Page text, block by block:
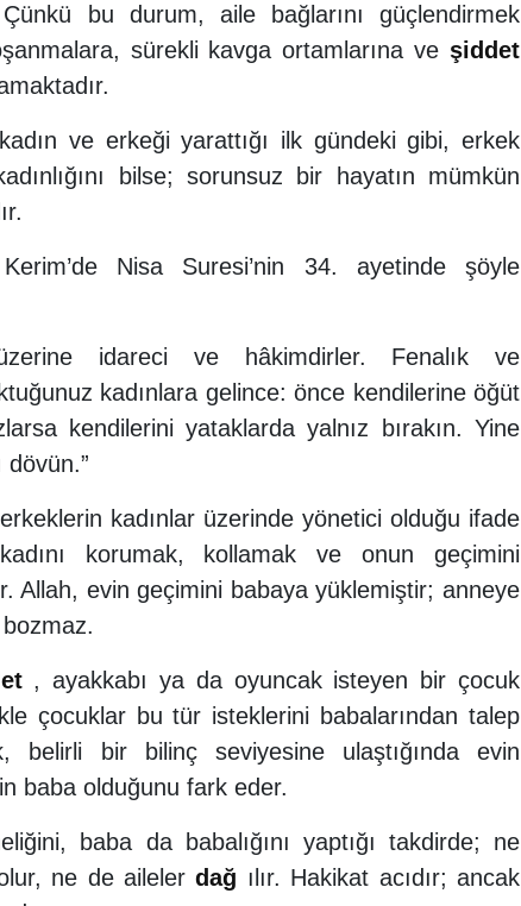
bu durum, aile bağlarını güçlendirmek
sürekli kavga ortamlarına ve şiddet
ve erkeği yarattığı ilk gündeki gibi, erkek
bilse; sorunsuz bir hayatın mümkün
Nisa Suresi’nin 34. ayetinde şöyle
idareci ve hâkimdirler. Fenalık ve
kadınlara gelince: önce kendilerine öğüt
kendilerini yataklarda yalnız bırakın. Yine
dövün.”
kadınlar üzerinde yönetici olduğu ifade
korumak, kollamak ve onun geçimini
Allah, evin geçimini babaya yüklemiştir; anneye
, ayakkabı ya da oyuncak isteyen bir çocuk
çocuklar bu tür isteklerini babalarından talep
belirli bir bilinç seviyesine ulaştığında evin
baba olduğunu fark eder.
baba da babalığını yaptığı takdirde; ne
ne de ailelerdağ ılır. Hakikat acıdır; ancak